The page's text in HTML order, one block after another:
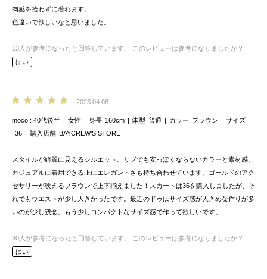
肉感を拾わずに着れます。
色違いで欲しいなと思いました。
13 人が参考になったと回答しています。
このレビューは参考になりましたか？
はい
2023.04.08
moco 40代後半 女性 身長 160cm 体型 普通 カラー ブラウン
サイズ
36
購入店舗 BAYCREW’S STORE
スタイルが綺麗に見えるシルエット。リブでも安っぽくならないカラーと素材感。
カジュアルに着用できる上にエレガントさも持ち合わせています。ゴールドのアク
セサリーが映えるブラウンで上下揃えました！スカートは36を購入しましたが、そ
れでもウエストが少し大きかったです。最近のドゥはサイズ感が大きめな作りが多
いのが少し残念。もう少しコンパクトなサイズ感で作って欲しいです。
30 人が参考になったと回答しています。
このレビューは参考になりましたか？
はい